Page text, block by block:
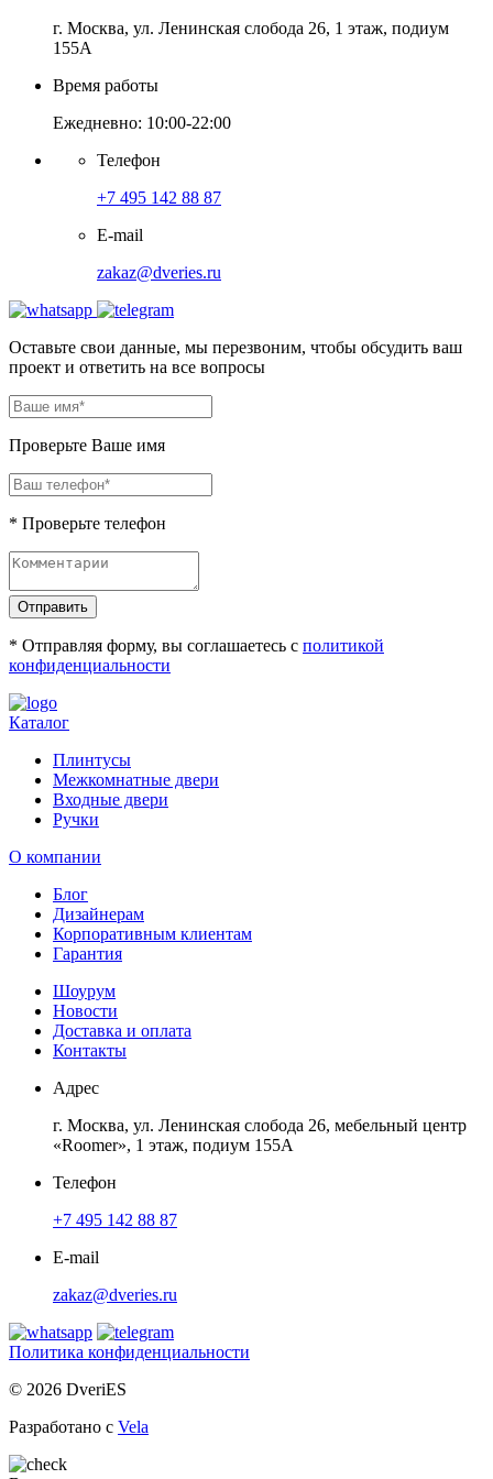
г. Москва, ул. Ленинская слобода 26, 1 этаж, подиум
155А
Время работы
Ежедневно: 10:00-22:00
Телефон
+7 495 142 88 87
E-mail
zakaz@dveries.ru
Оставьте свои данные, мы перезвоним, чтобы обсудить ваш
проект и ответить на все вопросы
Проверьте Ваше имя
* Проверьте телефон
Отправить
* Отправляя форму, вы соглашаетесь с политикой
конфиденциальности
Каталог
Плинтусы
Межкомнатные двери
Входные двери
Ручки
О компании
Блог
Дизайнерам
Корпоративным клиентам
Гарантия
Шоурум
Новости
Доставка и оплата
Контакты
Адрес
г. Москва, ул. Ленинская слобода 26, мебельный центр
«Roomer», 1 этаж, подиум 155А
Телефон
+7 495 142 88 87
E-mail
zakaz@dveries.ru
Политика конфиденциальности
© 2026 DveriES
Разработано с Vela